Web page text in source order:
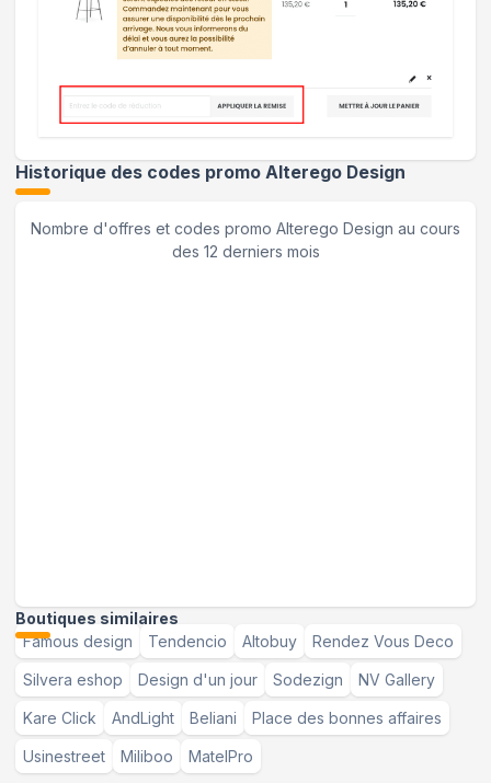
Historique des codes promo Alterego Design
Nombre d'offres et codes promo Alterego Design au cours
des 12 derniers mois
Boutiques similaires
Famous design
Tendencio Altobuy Rendez Vous Deco
Silvera eshop Design d'un jour Sodezign NV Gallery
Kare Click AndLight Beliani Place des bonnes affaires
Usinestreet Miliboo MatelPro